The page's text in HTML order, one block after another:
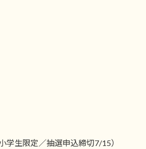
学生限定／抽選申込締切7/15）